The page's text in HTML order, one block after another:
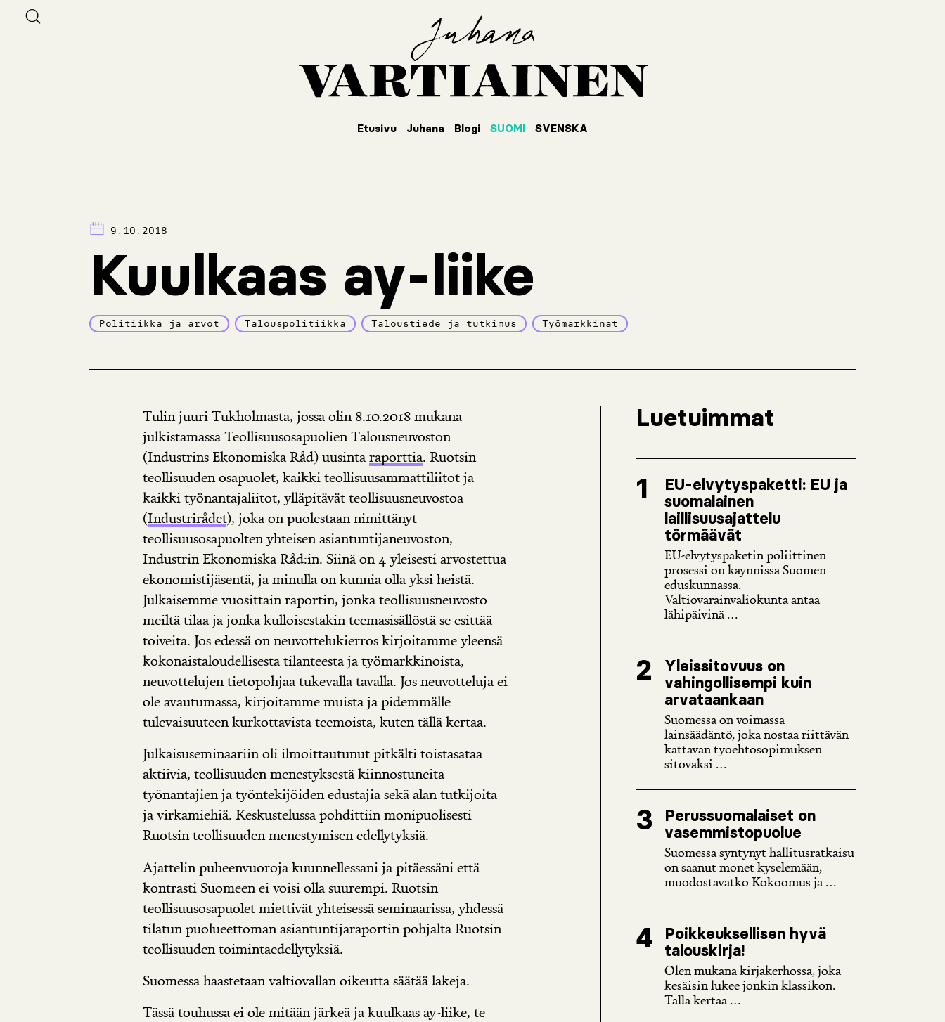
Etusivu Juhana Blogi SUOMI SVENSKA
9.10.2018
Kuulkaas ay-liike
Politiikka ja arvot Talouspolitiikka Taloustiede ja tutkimus Työmarkkinat
Tulin juuri Tukholmasta, jossa olin 8.10.2018 mukana
julkistamassa Teollisuusosapuolien Talousneuvoston
(Industrins Ekonomiska Råd) uusintaraporttia. Ruotsin
teollisuuden osapuolet, kaikki teollisuusammattiliitot ja
kaikki työnantajaliitot, ylläpitävät teollisuusneuvostoa
(Industrirådet), joka on puolestaan nimittänyt
teollisuusosapuolten yhteisen asiantuntijaneuvoston,
Industrin Ekonomiska Råd:in. Siinä on 4 yleisesti arvostettua
ekonomistijäsentä, ja minulla on kunnia olla yksi heistä.
Julkaisemme vuosittain raportin, jonka teollisuusneuvosto
meiltä tilaa ja jonka kulloisestakin teemasisällöstä se esittää
toiveita. Jos edessä on neuvottelukierros kirjoitamme yleensä
kokonaistaloudellisesta tilanteesta ja työmarkkinoista,
neuvottelujen tietopohjaa tukevalla tavalla. Jos neuvotteluja ei
ole avautumassa, kirjoitamme muista ja pidemmälle
tulevaisuuteen kurkottavista teemoista, kuten tällä kertaa.
Julkaisuseminaariin oli ilmoittautunut pitkälti toistasataa
aktiivia, teollisuuden menestyksestä kiinnostuneita
työnantajien ja työntekijöiden edustajia sekä alan tutkijoita
ja virkamiehiä. Keskustelussa pohdittiin monipuolisesti
Ruotsin teollisuuden menestymisen edellytyksiä.
Ajattelin puheenvuoroja kuunnellessani ja pitäessäni että
kontrasti Suomeen ei voisi olla suurempi. Ruotsin
teollisuusosapuolet miettivät yhteisessä seminaarissa, yhdessä
tilatun puolueettoman asiantuntijaraportin pohjalta Ruotsin
teollisuuden toimintaedellytyksiä.
Suomessa haastetaan valtiovallan oikeutta säätää lakeja.
Tässä touhussa ei ole mitään järkeä ja kuulkaas ay-liike, te
Luetuimmat
EU-elvytyspaketti: EU ja
suomalainen
laillisuusajattelu
törmäävät
EU-elvytyspaketin poliittinen
prosessi on käynnissä Suomen
eduskunnassa.
Valtiovarainvaliokunta antaa
lähipäivinä ...
Yleissitovuus on
vahingollisempi kuin
arvataankaan
Suomessa on voimassa
lainsäädäntö, joka nostaa riittävän
kattavan työehtosopimuksen
sitovaksi ...
Perussuomalaiset on
vasemmistopuolue
Suomessa syntynyt hallitusratkaisu
on saanut monet kyselemään,
muodostavatko Kokoomus ja ...
Poikkeuksellisen hyvä
talouskirja!
Olen mukana kirjakerhossa, joka
kesäisin lukee jonkin klassikon.
Tällä kertaa ...